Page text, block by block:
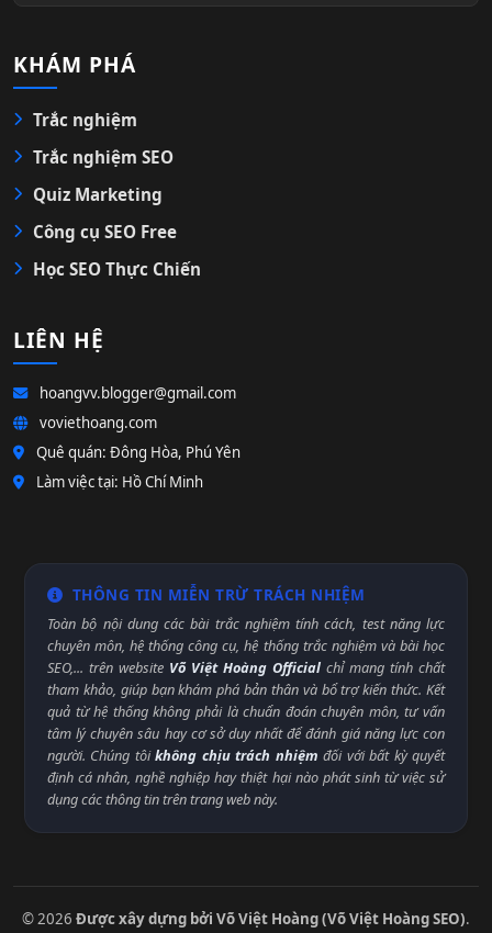
KHÁM PHÁ
Trắc nghiệm
Trắc nghiệm SEO
Quiz Marketing
Công cụ SEO Free
Học SEO Thực Chiến
LIÊN HỆ
hoangvv.blogger@gmail.com
voviethoang.com
Quê quán: Đông Hòa, Phú Yên
Làm việc tại: Hồ Chí Minh
THÔNG TIN MIỄN TRỪ TRÁCH NHIỆM
Toàn bộ nội dung các bài trắc nghiệm tính cách, test năng lực
chuyên môn, hệ thống công cụ, hệ thống trắc nghiệm và bài học
SEO,... trên website Võ Việt Hoàng Official chỉ mang tính chất
tham khảo, giúp bạn khám phá bản thân và bổ trợ kiến thức. Kết
quả từ hệ thống không phải là chuẩn đoán chuyên môn, tư vấn
tâm lý chuyên sâu hay cơ sở duy nhất để đánh giá năng lực con
người. Chúng tôikhông chịu trách nhiệm đối với bất kỳ quyết
định cá nhân, nghề nghiệp hay thiệt hại nào phát sinh từ việc sử
dụng các thông tin trên trang web này.
© 2026 Được xây dựng bởi Võ Việt Hoàng (Võ Việt Hoàng SEO).